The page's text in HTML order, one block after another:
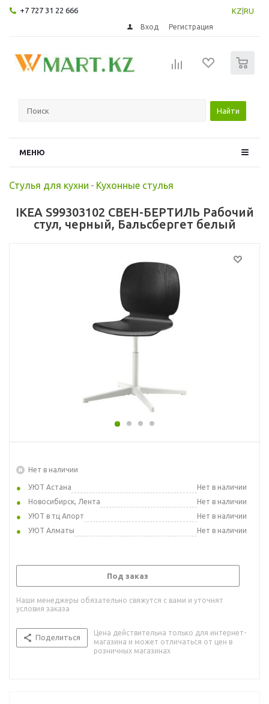
+7 727 31 22 666 KZ RU
Вход Регистрация
Найти
МЕНЮ
Стулья для кухни - Кухонные стулья
IKEA S99303102 СВЕН-БЕРТИЛЬ Рабочий
стул, черный, Бальсбергет белый
Нет в наличии
УЮТ Астана
Нет в наличии
Новосибирск, Лента
Нет в наличии
УЮТ в тц Апорт
Нет в наличии
УЮТ Алматы
Нет в наличии
Под заказ
Наши менеджеры обязательно свяжутся с вами и уточнят
условия заказа
Поделиться
Цена действительна только для интернет-
магазина и может отличаться от цен в
розничных магазинах